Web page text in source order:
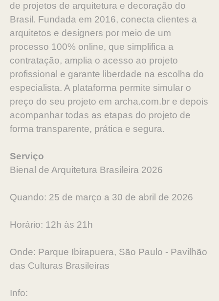
de projetos de arquitetura e decoração do
Brasil. Fundada em 2016, conecta clientes a
arquitetos e designers por meio de um
processo 100% online, que simplifica a
contratação, amplia o acesso ao projeto
profissional e garante liberdade na escolha do
especialista. A plataforma permite simular o
preço do seu projeto em archa.com.br e depois
acompanhar todas as etapas do projeto de
forma transparente, prática e segura.
Serviço
Bienal de Arquitetura Brasileira 2026
Quando: 25 de março a 30 de abril de 2026
Horário: 12h às 21h
Onde: Parque Ibirapuera, São Paulo - Pavilhão
das Culturas Brasileiras
Info: